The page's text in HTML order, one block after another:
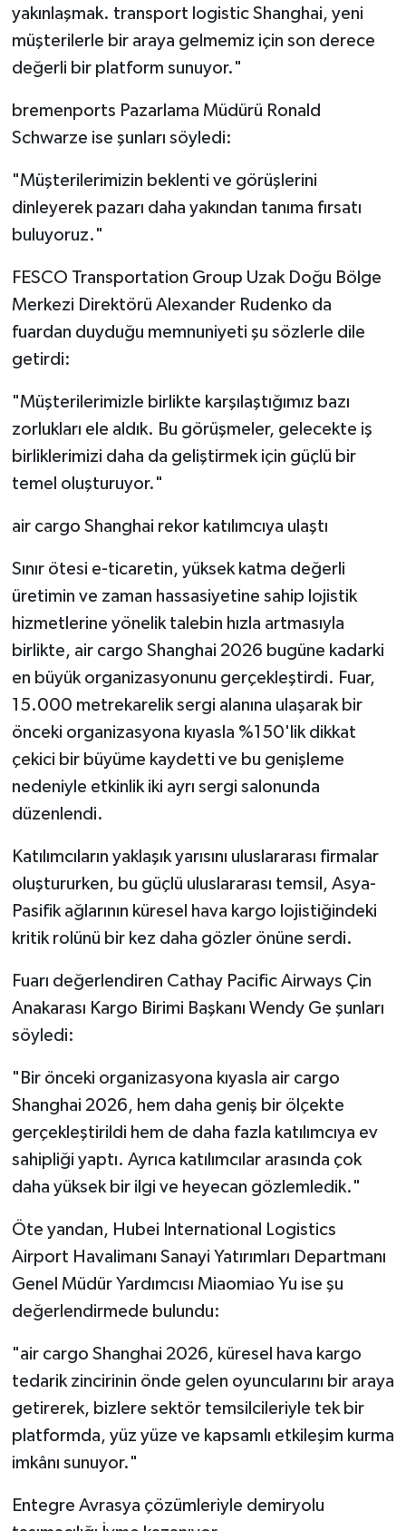
yakınlaşmak. transport logistic Shanghai, yeni
müşterilerle bir araya gelmemiz için son derece
değerli bir platform sunuyor."
bremenports Pazarlama Müdürü Ronald
Schwarze ise şunları söyledi:
"Müşterilerimizin beklenti ve görüşlerini
dinleyerek pazarı daha yakından tanıma fırsatı
buluyoruz."
FESCO Transportation Group Uzak Doğu Bölge
Merkezi Direktörü Alexander Rudenko da
fuardan duyduğu memnuniyeti şu sözlerle dile
getirdi:
"Müşterilerimizle birlikte karşılaştığımız bazı
zorlukları ele aldık. Bu görüşmeler, gelecekte iş
birliklerimizi daha da geliştirmek için güçlü bir
temel oluşturuyor."
air cargo Shanghai rekor katılımcıya ulaştı
Sınır ötesi e-ticaretin, yüksek katma değerli
üretimin ve zaman hassasiyetine sahip lojistik
hizmetlerine yönelik talebin hızla artmasıyla
birlikte, air cargo Shanghai 2026 bugüne kadarki
en büyük organizasyonunu gerçekleştirdi. Fuar,
15.000 metrekarelik sergi alanına ulaşarak bir
önceki organizasyona kıyasla %150'lik dikkat
çekici bir büyüme kaydetti ve bu genişleme
nedeniyle etkinlik iki ayrı sergi salonunda
düzenlendi.
Katılımcıların yaklaşık yarısını uluslararası firmalar
oluştururken, bu güçlü uluslararası temsil, Asya-
Pasifik ağlarının küresel hava kargo lojistiğindeki
kritik rolünü bir kez daha gözler önüne serdi.
Fuarı değerlendiren Cathay Pacific Airways Çin
Anakarası Kargo Birimi Başkanı Wendy Ge şunları
söyledi:
"Bir önceki organizasyona kıyasla air cargo
Shanghai 2026, hem daha geniş bir ölçekte
gerçekleştirildi hem de daha fazla katılımcıya ev
sahipliği yaptı. Ayrıca katılımcılar arasında çok
daha yüksek bir ilgi ve heyecan gözlemledik."
Öte yandan, Hubei International Logistics
Airport Havalimanı Sanayi Yatırımları Departmanı
Genel Müdür Yardımcısı Miaomiao Yu ise şu
değerlendirmede bulundu:
"air cargo Shanghai 2026, küresel hava kargo
tedarik zincirinin önde gelen oyuncularını bir araya
getirerek, bizlere sektör temsilcileriyle tek bir
platformda, yüz yüze ve kapsamlı etkileşim kurma
imkânı sunuyor."
Entegre Avrasya çözümleriyle demiryolu